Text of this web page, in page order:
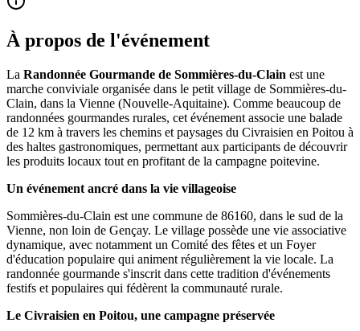
À propos de l'événement
La Randonnée Gourmande de Sommières-du-Clain est une
marche conviviale organisée dans le petit village de Sommières-du-
Clain, dans la Vienne (Nouvelle-Aquitaine). Comme beaucoup de
randonnées gourmandes rurales, cet événement associe une balade
de 12 km à travers les chemins et paysages du Civraisien en Poitou à
des haltes gastronomiques, permettant aux participants de découvrir
les produits locaux tout en profitant de la campagne poitevine.
Un événement ancré dans la vie villageoise
Sommières-du-Clain est une commune de 86160, dans le sud de la
Vienne, non loin de Gençay. Le village possède une vie associative
dynamique, avec notamment un Comité des fêtes et un Foyer
d'éducation populaire qui animent régulièrement la vie locale. La
randonnée gourmande s'inscrit dans cette tradition d'événements
festifs et populaires qui fédèrent la communauté rurale.
Le Civraisien en Poitou, une campagne préservée